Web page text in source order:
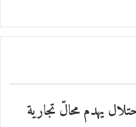
يهدم محالّ تجارية